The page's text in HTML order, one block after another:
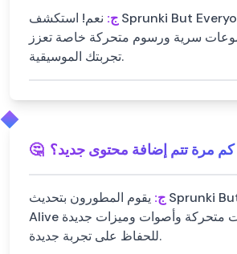
ج: نعم! استكشف Sprunki But Everyone is Alive
سرية ورسوم متحركة خاصة تعزز
تجربتك الموسيقية.
🤔 كم مرة تتم إضافة محتوى جديد؟
ج: يقوم المطورون بتحديث Sprunki But Everyone is
Alive بانتظام بشخصيات متحركة وأصوات وميزات جديدة
للحفاظ على تجربة جديدة.